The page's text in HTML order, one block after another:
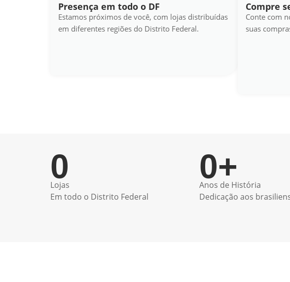
Presença em todo o DF
Estamos próximos de você, com lojas distribuídas
em diferentes regiões do Distrito Federal.
Compre
Conte com
suas
Lojas
Em todo o Distrito Federal
0
Anos de História
Dedicação aos
0+